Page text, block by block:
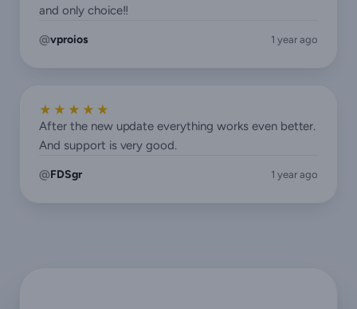
and only choice!!
vproios 1 year ago
★★★★★
After the new update everything works even better.
And support is very good.
FDSgr 1 year ago